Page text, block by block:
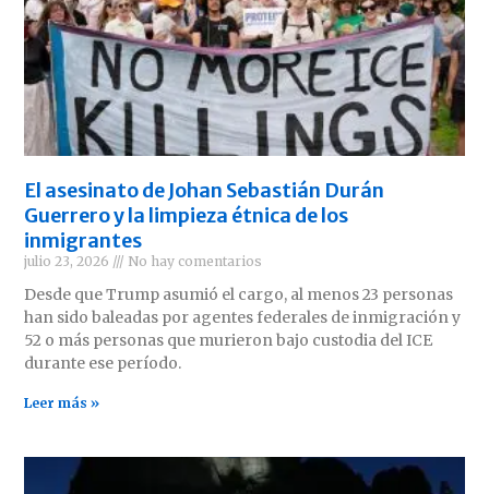
El asesinato de Johan Sebastián Durán
Guerrero y la limpieza étnica de los
inmigrantes
julio 23, 2026 No hay comentarios
Desde que Trump asumió el cargo, al menos 23 personas
han sido baleadas por agentes federales de inmigración y
52 o más personas que murieron bajo custodia del ICE
durante ese período.
Leer más »